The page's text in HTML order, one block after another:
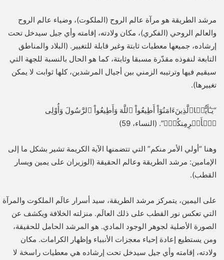
مرشد الطريقة هو مرآة عالم الروح (الملكوت)، وضياء عالم الروح
والعالم الروحي (الفكري)، مكان ولادته، إقامته وأي جيل سيدخل تحت
إرشاده، جميعها معطيات ثابتة وغير قابلة للتغيير. (البلاد والمناطق
التابعة لنفوذه مقدّرة مسبقا وثابتة، كما هو الحال بالنسبة للجهة التي
سيقيم فيها وترتيبه الزمني بين أجيال المرشدين، كلها ثوابت لا يمكن
تغييرها).
“يَـٰٓأَيُّہَاٱلَّذِينَءَامَنُوٓاْ أَطِيعُواْ ٱللَّهَ وَأَطِيعُواْ ٱلرَّسُولَ وَأُوْلِى
ٱلۡأَمۡرِمِنكُمۡ‌ۖ”. (النساء، 59)
وهنا “أولي الأمر منكم” التي تتضمنها الآية الكريمة تشير بشكل ما إلى
الإمامين: مرشد الطريقة وعالم الحقيقة (الوزيران على يمين ويسار
القطب).
على اليمين، يتمركز مرشد الطريقة، سيد أسرار عالَم الملكوت والمرآة
التي تعكس نور القطب على ذلك العالَم. منزلته الخلافة ويكشف عن
الصورة الأصلية لجوهر الوجود المادي. هو المرشد الحامل للحقيقة،
ومن يستطيع إعادة إحياء معجزات الأنبياء وإظهار الكرامات. مكان
ولادته، إقامته وأي جيل سيدخل تحت إرشاده هي معطيات راسخة لا